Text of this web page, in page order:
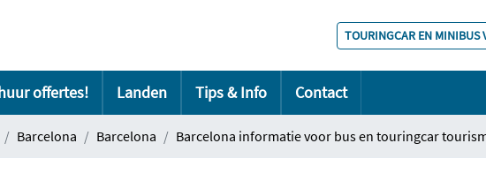
TOURINGCAR EN MINIBUS
offertes! Landen Tips & Info Contact
Barcelona Barcelona Barcelona informatie voor bus en touringcar